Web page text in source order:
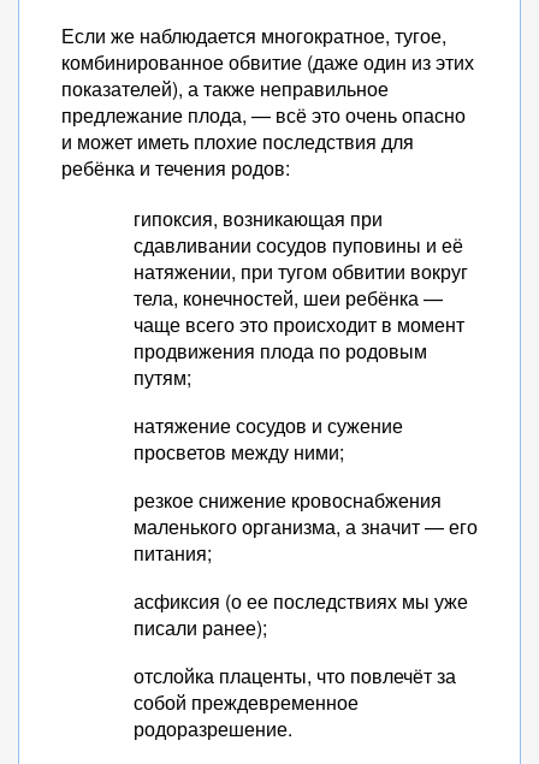
Если же наблюдается многократное, тугое,
комбинированное обвитие (даже один из этих
показателей), а также неправильное
предлежание плода, — всё это очень опасно
и может иметь плохие последствия для
ребёнка и течения родов:
гипоксия, возникающая при
сдавливании сосудов пуповины и её
натяжении, при тугом обвитии вокруг
тела, конечностей, шеи ребёнка —
чаще всего это происходит в момент
продвижения плода по родовым
путям;
натяжение сосудов и сужение
просветов между ними;
резкое снижение кровоснабжения
маленького организма, а значит — его
питания;
асфиксия (о ее последствиях мы уже
писали ранее);
отслойка плаценты, что повлечёт за
собой преждевременное
родоразрешение.